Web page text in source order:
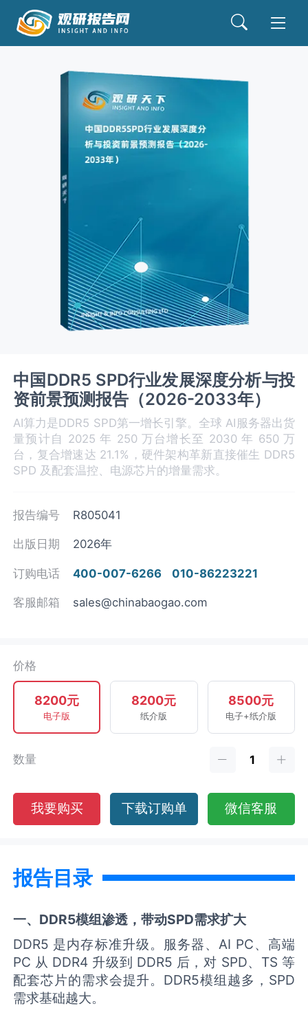
中国DDR5 SPD行业发展深度分析与投
资前景预测报告（2026-2033年）
AI算力是DDR5 SPD第一增长引擎。全球 AI服务器出货
量预计自 2025 年 250 万台增长至 2030 年 650 万
台，复合增速达 21.1%，硬件架构革新直接催生 DDR5
SPD 及配套温控、电源芯片的增量需求。
报告编号 R805041
出版日期 2026年
订购电话 400-007-6266 010-86223221
客服邮箱 sales@chinabaogao.com
价格
8200元
电子版
8200元
纸介版
8500元
电子+纸介版
数量
我要购买 下载订购单 微信客服
报告目录
一、DDR5模组渗透 ，带动SPD需求扩大
DDR5 是内存标准升级。服务器、AI PC、高端
PC 从 DDR4 升级到 DDR5 后，对 SPD、TS 等
配套芯片的需求会提升。DDR5模组越多，SPD
需求基础越大。